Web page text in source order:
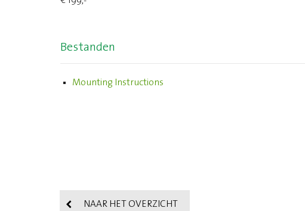
Bestanden
Mounting Instructions
NAAR HET OVERZICHT